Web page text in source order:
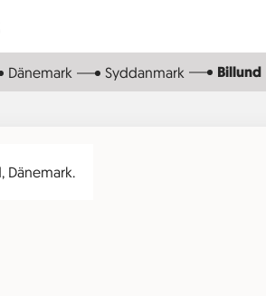
Dänemark Syddanmark Billund